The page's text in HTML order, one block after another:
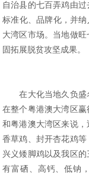
自治县的七百弄鸡由
标准化、品牌化，并
大湾区市场。当地做
固拓展脱贫攻坚成果。
在大化当地久负盛
在整个粤港澳大湾区赢
和粤港澳大湾区来说
香草鸡、封开杏花鸡等
兴义矮脚鸡以及我区
有富硒、高钙、低钠